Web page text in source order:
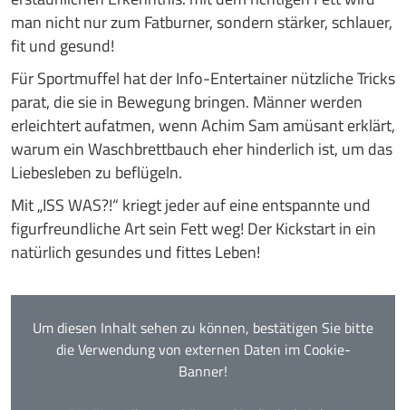
Um diesen Inhalt sehen zu können, bestätigen Sie bitte
die Verwendung von externen Daten im Cookie-
Banner!
man nicht nur zum Fatburner, sondern stärker, schlauer,
fit und gesund!
Für Sportmuffel hat der Info-Entertainer nützliche Tricks
parat, die sie in Bewegung bringen. Männer werden
erleichtert aufatmen, wenn Achim Sam amüsant erklärt,
warum ein Waschbrettbauch eher hinderlich ist, um das
Liebesleben zu beflügeln.
Mit „ISS WAS?!“ kriegt jeder auf eine entspannte und
figurfreundliche Art sein Fett weg! Der Kickstart in ein
natürlich gesundes und fittes Leben!